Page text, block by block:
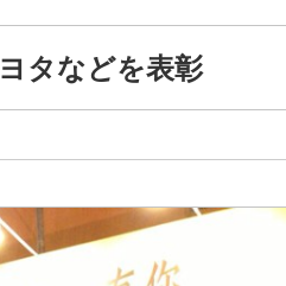
タなどを表彰